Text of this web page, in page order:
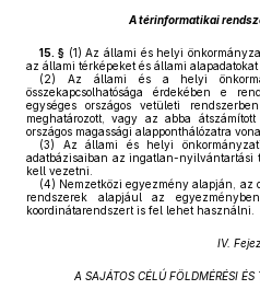
A térinformatikai
15. § (1) Az állami és helyi
az állami térképeket és állami
(2) Az állami és a helyi
összekapcsolhatósága érdekében e
egységes országos vetületi
meghatározott, vagy az abba
országos magassági alapponthálózatra
(3) Az állami és helyi
adatbázisaiban az ingatlan-nyilvántartási
kell vezetni.
(4) Nemzetközi egyezmény alapján, az
rendszerek alapjául az
koordinátarendszert is fel lehet használni.
IV.
A SAJÁTOS CÉLÚ FÖLDMÉRÉSI ÉS